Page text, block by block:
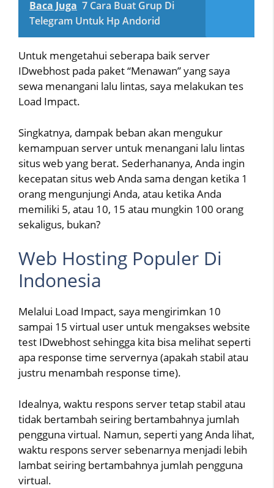
Baca Juga 7 Cara Buat Grup Di
Telegram Untuk Hp Andorid
Untuk mengetahui seberapa baik server
IDwebhost pada paket “Menawan” yang saya
sewa menangani lalu lintas, saya melakukan tes
Load Impact.
Singkatnya, dampak beban akan mengukur
kemampuan server untuk menangani lalu lintas
situs web yang berat. Sederhananya, Anda ingin
kecepatan situs web Anda sama dengan ketika 1
orang mengunjungi Anda, atau ketika Anda
memiliki 5, atau 10, 15 atau mungkin 100 orang
sekaligus, bukan?
Web Hosting Populer Di
Indonesia
Melalui Load Impact, saya mengirimkan 10
sampai 15 virtual user untuk mengakses website
test IDwebhost sehingga kita bisa melihat seperti
apa response time servernya (apakah stabil atau
justru menambah response time).
Idealnya, waktu respons server tetap stabil atau
tidak bertambah seiring bertambahnya jumlah
pengguna virtual. Namun, seperti yang Anda lihat,
waktu respons server sebenarnya menjadi lebih
lambat seiring bertambahnya jumlah pengguna
virtual.